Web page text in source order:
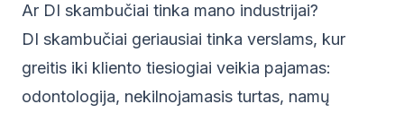
Ar DI skambučiai tinka mano industrijai?
DI skambučiai geriausiai tinka verslams, kur
greitis iki kliento tiesiogiai veikia pajamas:
odontologija, nekilnojamasis turtas, namų